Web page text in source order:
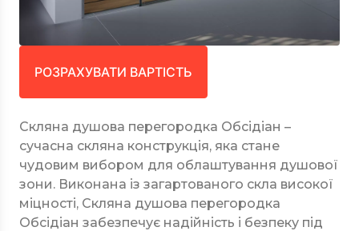
РОЗРАХУВАТИ ВАРТІСТЬ
Скляна душова перегородка Обсідіан –
сучасна скляна конструкція, яка стане
чудовим вибором для облаштування душової
зони. Виконана із загартованого скла високої
міцності, Скляна душова перегородка
Обсідіан забезпечує надійність і безпеку під